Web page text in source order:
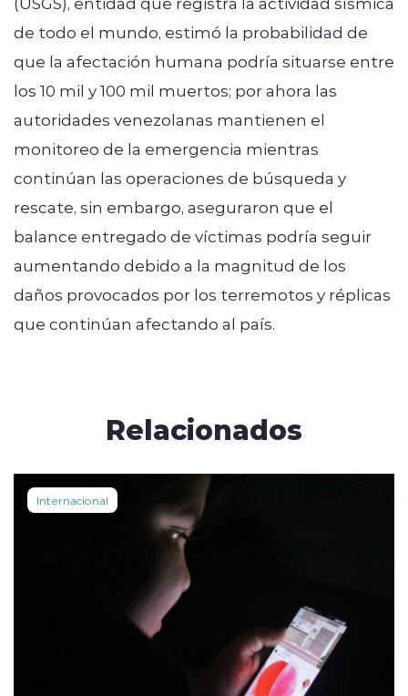
de todo el mundo, estimó la probabilidad de
que la afectación humana podría situarse entre
los 10 mil y 100 mil muertos; por ahora las
autoridades venezolanas mantienen el
monitoreo de la emergencia mientras
continúan las operaciones de búsqueda y
rescate, sin embargo, aseguraron que el
balance entregado de víctimas podría seguir
aumentando debido a la magnitud de los
daños provocados por los terremotos y réplicas
que continúan afectando al país.
Relacionados
Internacional